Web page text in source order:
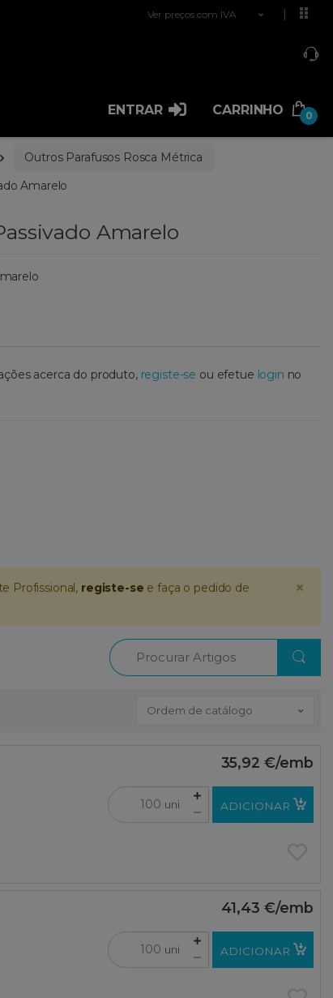
Ver preços com IVA
ENTRAR CARRINHO 0
Outros Parafusos Rosca Métrica
Amarelo
Amarelo
acerca do produto, registe-se ou efetue login no
×
Profissional, registe-se e faça o pedido de
Procurar
Ordem de catálogo
35,92 €/emb
uni ADICIONAR
41,43 €/emb
uni ADICIONAR